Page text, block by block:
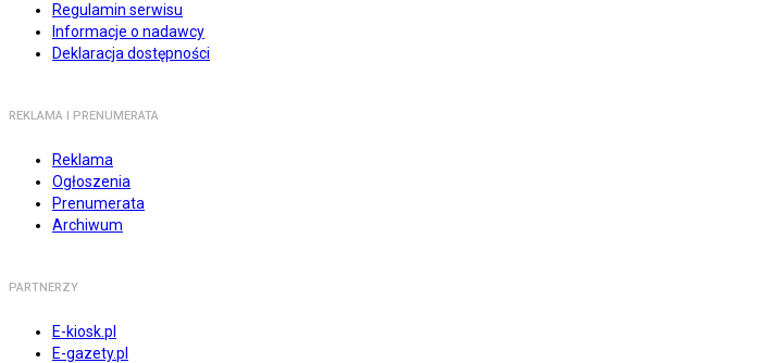
Regulamin serwisu
Informacje o nadawcy
Deklaracja dostępności
REKLAMA I PRENUMERATA
Reklama
Ogłoszenia
Prenumerata
Archiwum
PARTNERZY
E-kiosk.pl
E-gazety.pl